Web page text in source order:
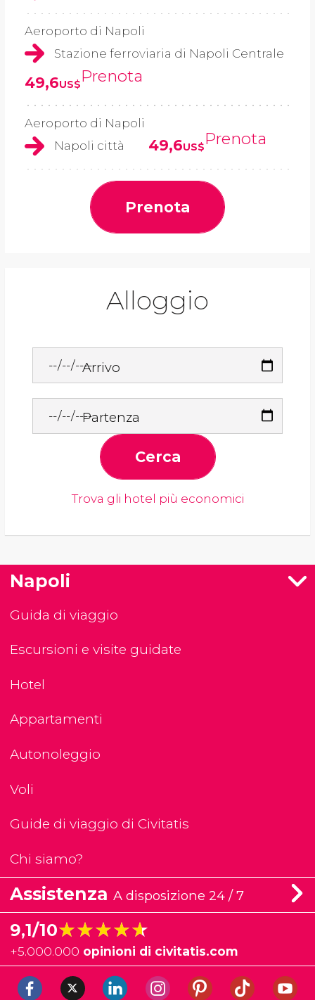
Aeroporto di Napoli
Stazione ferroviaria di Napoli Centrale
49,6US$Prenota
Aeroporto di Napoli
Napoli città
49,6US$Prenota
Prenota
Alloggio
Arrivo
Partenza
Cerca
Trova gli hotel più economici
Napoli
Guida di viaggio
Escursioni e visite guidate
Hotel
Appartamenti
Autonoleggio
Voli
Guide di viaggio di Civitatis
Chi siamo?
Assistenza A disposizione 24 / 7
9,1/10★★★★★
★★★★★
+5.000.000 opinioni di civitatis.com